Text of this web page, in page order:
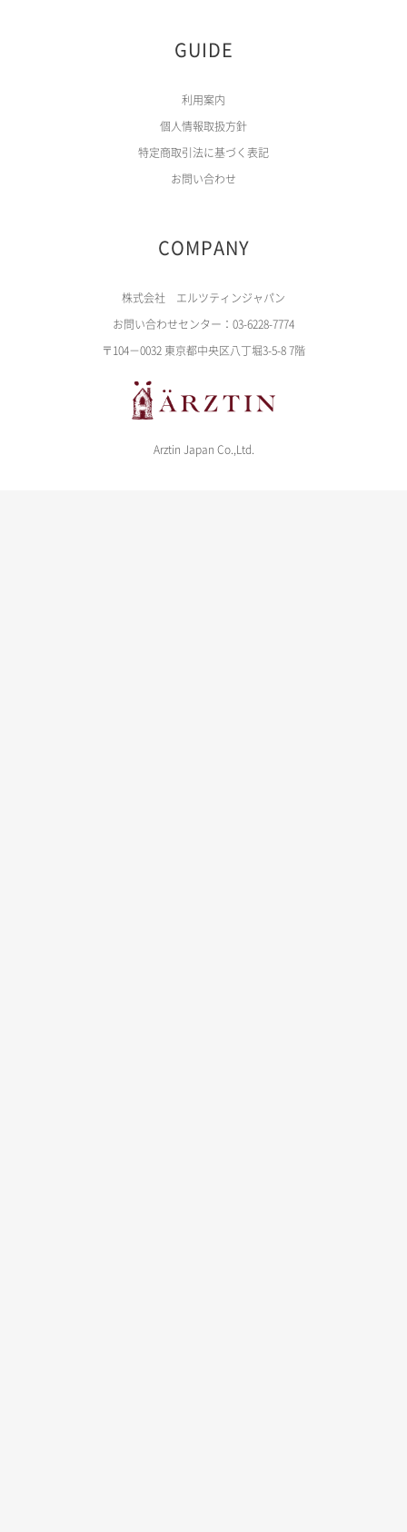
GUIDE
利用案内
個人情報取扱方針
特定商取引法に基づく表記
お問い合わせ
COMPANY
株式会社 エルツティンジャパン
お問い合わせセンター：03-6228-7774
〒104－0032 東京都中央区八丁堀3-5-8 7階
Arztin Japan Co.,Ltd.